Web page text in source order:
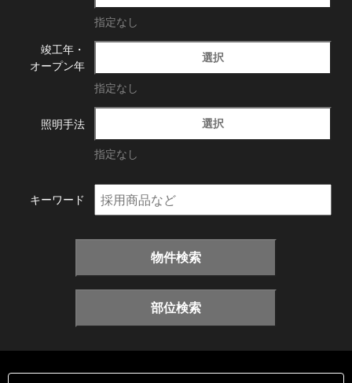
指定なし
竣工年・
オープン年
選択
指定なし
照明手法 選択
指定なし
キーワード
物件検索
部位検索